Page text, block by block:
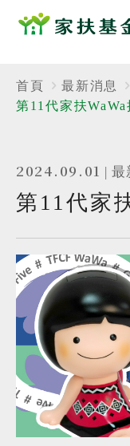
首頁 最新消息
第11代家扶WaWa
2024.09.01 | 最
第11代家